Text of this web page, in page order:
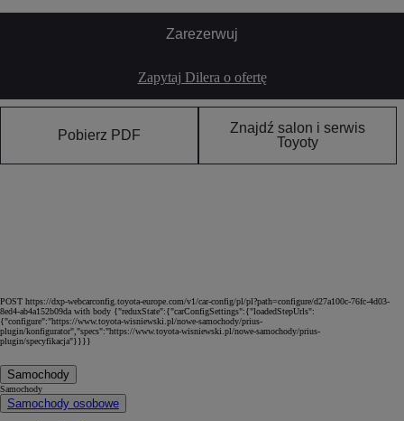
Zarezerwuj
Zapytaj Dilera o ofertę
Pobierz PDF
Znajdź salon i serwis
Toyoty
POST https://dxp-webcarconfig.toyota-europe.com/v1/car-config/pl/pl?path=configure/d27a100c-76fc-4d03-
8ed4-ab4a152b09da with body {"reduxState":{"carConfigSettings":{"loadedStepUrls":
{"configure":"https://www.toyota-wisniewski.pl/nowe-samochody/prius-
plugin/konfigurator","specs":"https://www.toyota-wisniewski.pl/nowe-samochody/prius-
plugin/specyfikacja"}}}}
Samochody
Samochody
Samochody osobowe